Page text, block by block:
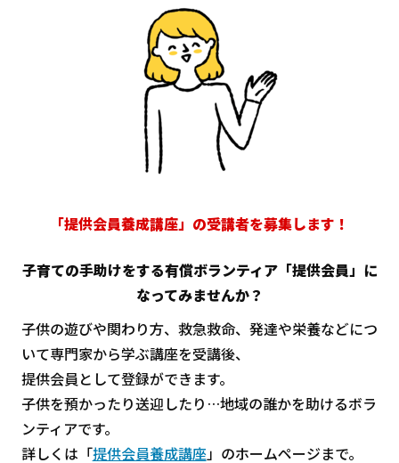
「提供会員養成講座」の受講者を募集します！
子育ての手助けをする有償ボランティア「提供会員」に
なってみませんか？
子供の遊びや関わり方、救急救命、発達や栄養などにつ
いて専門家から学ぶ講座を受講後、
提供会員として登録ができます。
子供を預かったり送迎したり…地域の誰かを助けるボラ
ンティアです。
詳しくは「提供会員養成講座」のホームページまで。